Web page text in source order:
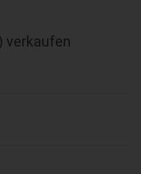
verkaufen